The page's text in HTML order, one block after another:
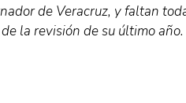
de Veracruz, y faltan
la revisión de su último año.